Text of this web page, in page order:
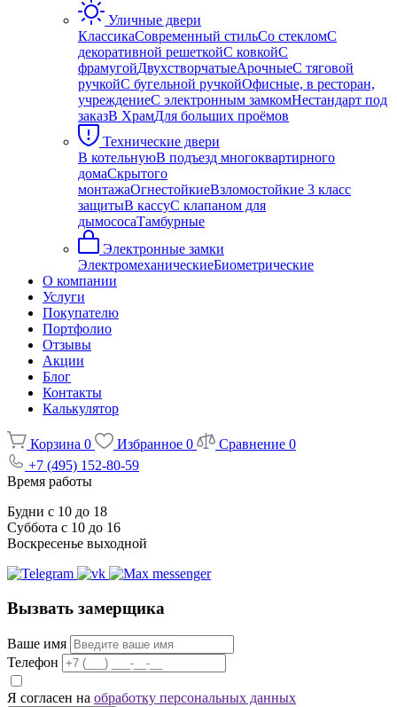
Уличные двери
КлассикаСовременный стильСо стекломС
декоративной решеткойС ковкойС
фрамугойДвухстворчатыеАрочныеС тяговой
ручкойС бугельной ручкойОфисные, в ресторан,
учреждениеС электронным замкомНестандарт под
заказВ ХрамДля больших проёмов
Технические двери
В котельнуюВ подъезд многоквартирного
домаСкрытого
монтажаОгнестойкиеВзломостойкие 3 класс
защитыВ кассуС клапаном для
дымососаТамбурные
Электронные замки
ЭлектромеханическиеБиометрические
О компании
Услуги
Покупателю
Портфолио
Отзывы
Акции
Блог
Контакты
Калькулятор
Корзина 0 Избранное 0 Сравнение 0
+7 (495) 152-80-59
Время работы
Будни с 10 до 18
Суббота с 10 до 16
Воскресенье выходной
Вызвать замерщика
Ваше имя
Телефон
Я согласен на обработку персональных данных